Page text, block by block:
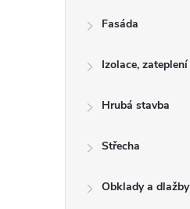
Fasáda
Izolace, zateplení
Hrubá stavba
Střecha
Obklady a dlažby